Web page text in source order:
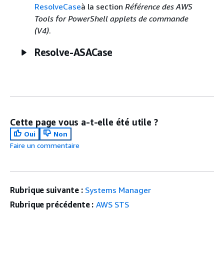
ResolveCaseà la section Référence des AWS
Tools for PowerShell applets de commande
(V4).
Resolve-ASACase
Cette page vous a-t-elle été utile ?
Oui
Non
Faire un commentaire
Rubrique suivante : Systems Manager
Rubrique précédente : AWS STS